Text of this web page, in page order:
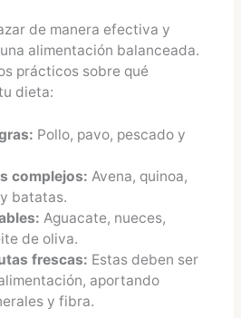
de manera efectiva y
alimentación balanceada.
prácticos sobre qué
dieta:
Pollo, pavo, pescado y
complejos: Avena, quinoa,
batatas.
Aguacate, nueces,
de oliva.
frescas: Estas deben ser
aportando
y fibra.